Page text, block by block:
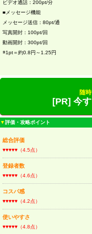
ビデオ通話：200pt/分
■メッセージ機能
メッセージ送信：80pt/通
写真開封：100pt/回
動画開封：300pt/回
※1pt＝約0.8円～1.25円
随
[PR] 今
▼評価・攻略ポイント
総合評価
♥♥♥♥♥（4.5点）
登録者数
♥♥♥♥♥（4.6点）
コスパ感
♥♥♥♥♥（4.2点）
使いやすさ
♥♥♥♥♥（4.8点）